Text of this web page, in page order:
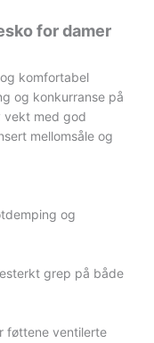
for damer
komfortabel
og konkurranse på
vekt med god
mellomsåle og
og
grep på både
føttene ventilerte